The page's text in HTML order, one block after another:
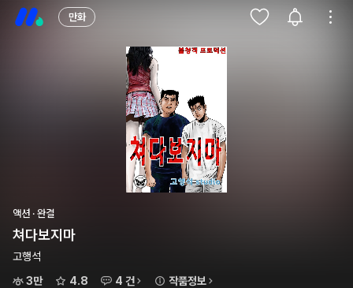
만화
액션 · 완결
쳐다보지마
고행석
3만
4.8 4 건 작품정보